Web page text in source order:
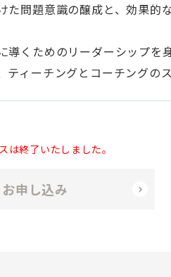
た問題意識の醸成と、効果的
くためのリーダーシップを
ィーチングとコーチングの
は終了いたしました。
お申し込み